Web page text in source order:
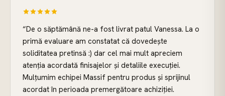
“De o săptămână ne-a fost livrat patul Vanessa. La o
primă evaluare am constatat că dovedește
soliditatea pretinsă :) dar cel mai mult apreciem
atenția acordată finisajelor și detaliile execuției.
Mulțumim echipei Massif pentru produs și sprijinul
acordat în perioada premergătoare achiziției.